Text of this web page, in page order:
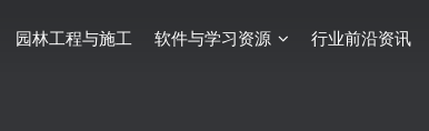
园林工程与施工 软件与学习资源 行业前沿资讯